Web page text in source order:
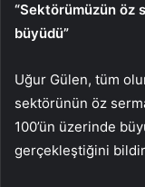
“Sektörümüzün öz
büyüdü”
Uğur Gülen, tüm
sektörünün öz
100’ün üzerinde
gerçekleştiğini